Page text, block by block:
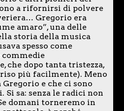
a rifornirsi di polvere
Gregorio era
amaro”, una delle
storia della musica
spesso come
che dopo tanta tristezza,
più facilmente). Meno
Gregorio e che ci sono
sa: senza le radici non
domani torneremo in